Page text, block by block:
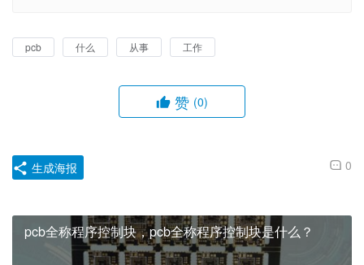
pcb 什么 从事 工作
赞 (0)
0
生成海报
pcb全称程序控制块，pcb全称程序控制块是什么？